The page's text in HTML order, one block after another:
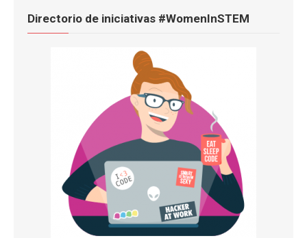
Directorio de iniciativas #WomenInSTEM